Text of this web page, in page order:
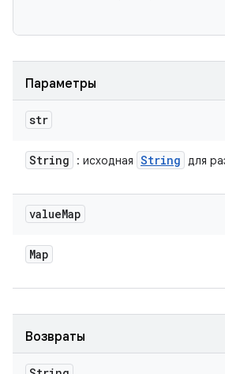
Параметры
str
String : исходная String для
valueMap
Map
Возвраты